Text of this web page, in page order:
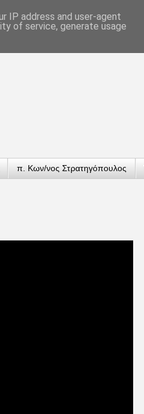
π. Κων/νος Στρατηγόπουλος
IP address and user-agent
of service, generate usage